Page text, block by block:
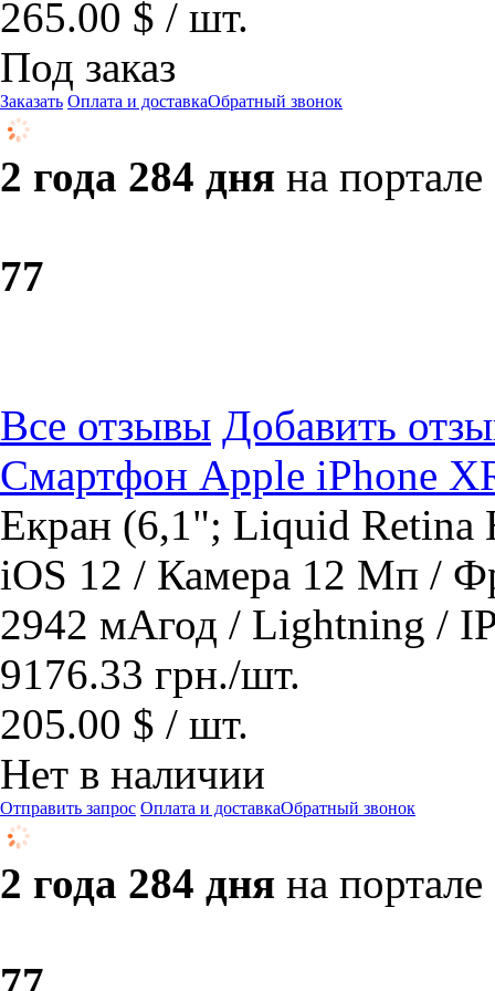
265.00 $ / шт.
Под заказ
Заказать Оплата и доставкаОбратный звонок
2 года 284 дня на портале
77
Все отзывы Добавить
Смартфон Apple iPhone
Екран (6,1"; Liquid
iOS 12 / Камера 12 Мп /
2942 мАгод / Lightning /
9176.33 грн./шт.
205.00 $ / шт.
Нет в наличии
Отправить запрос Оплата и доставкаОбратный звонок
2 года 284 дня на портале